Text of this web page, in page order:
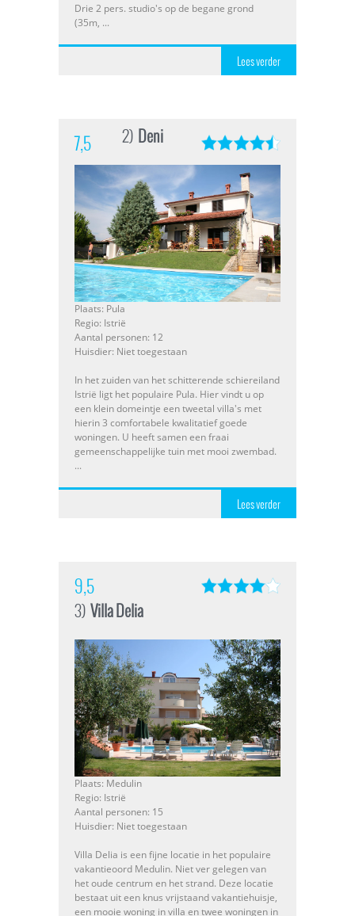
Drie 2 pers. studio's op de begane grond
(35m, ...
Lees verder
7,5 2) Deni
Plaats: Pula
Regio: Istrië
Aantal personen: 12
Huisdier: Niet toegestaan
In het zuiden van het schitterende schiereiland
Istrië ligt het populaire Pula. Hier vindt u op
een klein domeintje een tweetal villa's met
hierin 3 comfortabele kwalitatief goede
woningen. U heeft samen een fraai
gemeenschappelijke tuin met mooi zwembad.
...
Lees verder
9,5
3) Villa Delia
Plaats: Medulin
Regio: Istrië
Aantal personen: 15
Huisdier: Niet toegestaan
Villa Delia is een fijne locatie in het populaire
vakantieoord Medulin. Niet ver gelegen van
het oude centrum en het strand. Deze locatie
bestaat uit een knus vrijstaand vakantiehuisje,
een mooie woning in villa en twee woningen in